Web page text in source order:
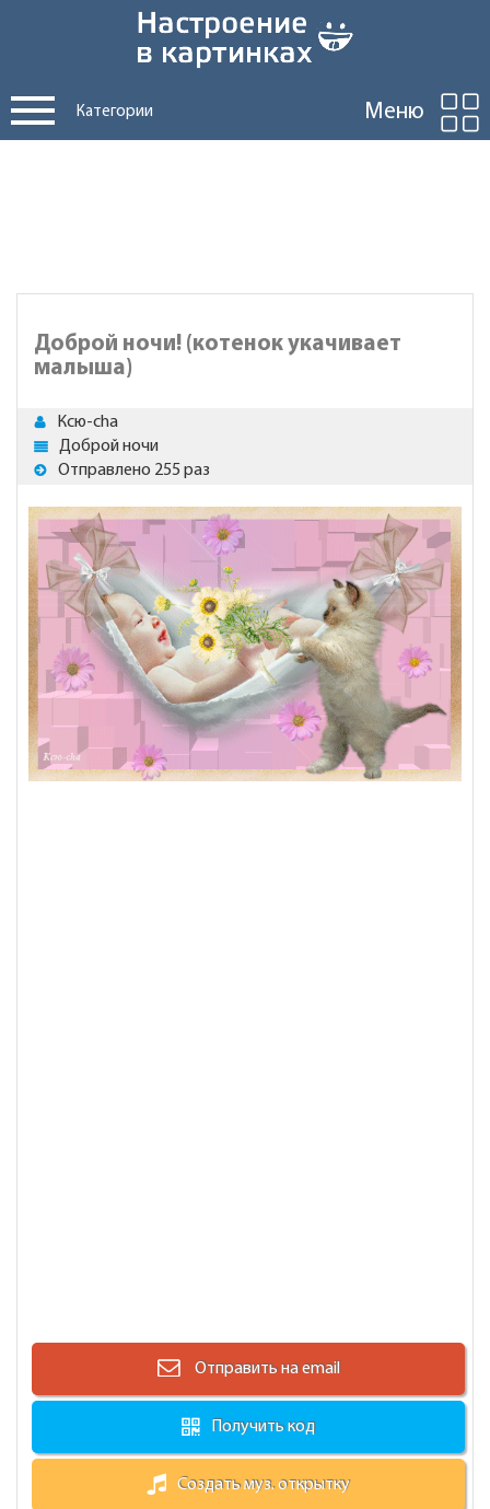
Категории Меню
Доброй ночи! (котенок укачивает
малыша)
Ксю-cha
Доброй ночи
Отправлено 255 раз
Отправить на email
Получить код
Создать муз. открытку